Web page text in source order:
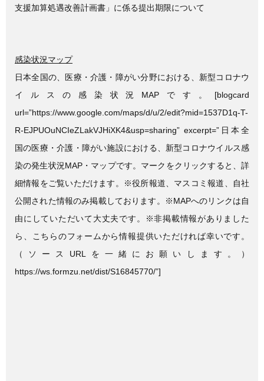
支援加算処遇改善計画書」に係る提出期限について
感染状況マップ
日本全国の、医療・介護・障がい分野における、新型コロナウ
イルスの感染状況MAPです。[blogcard
url=”https://www.google.com/maps/d/u/2/edit?mid=1537D1q-T-
R-EJPUOuNCIeZLakVJHiXK4&usp=sharing” excerpt=”日本全
国の医療・介護・障がい施設における、新型コロナウイルス感
染の発生状況MAP・マップです。マークをクリックすると、詳
細情報をご覧いただけます。※役所報道、マスコミ報道、自社
公開された情報のみ掲載しております。※MAPへのリンクは自
由にしていただいて大丈夫です。※非掲載情報がありました
ら、こちらのフォームから情報提供いただければ幸いです。
（ソースURLを一緒にお願いします。）
https://ws.formzu.net/dist/S16845770/”]